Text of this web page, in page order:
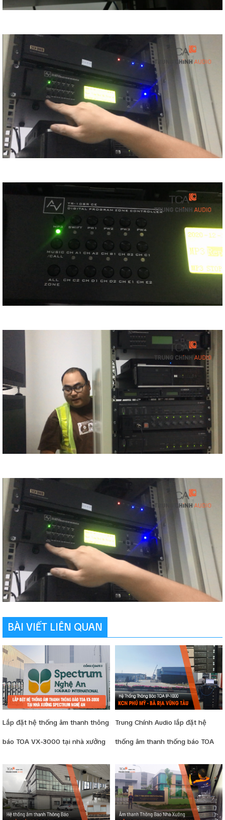
BÀI VIẾT LIÊN QUAN
Lắp đặt hệ thống âm thanh thông
báo TOA VX-3000 tại nhà xưởng
Trung Chính Audio lắp đặt hệ
thống âm thanh thống báo TOA
Mỹ II – Vũng Tàu